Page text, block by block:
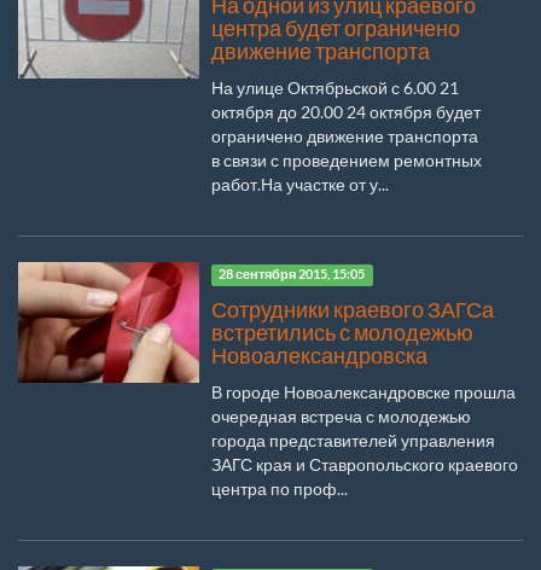
центра будет ограничено
движение транспорта
На улице Октябрьской с 6.00 21
октября до 20.00 24 октября будет
ограничено движение транспорта
в связи с проведением ремонтных
работ.На участке от у...
28 сентября 2015, 15:05
Сотрудники краевого ЗАГСа
встретились с молодежью
Новоалександровска
В городе Новоалександровске прошла
очередная встреча с молодежью
города представителей управления
ЗАГС края и Ставропольского краевого
центра по проф...